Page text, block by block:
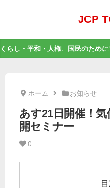
JCP
くらし・平和・人権、国民のため
ホーム お知らせ
あす21日開催！
開セミナー
0